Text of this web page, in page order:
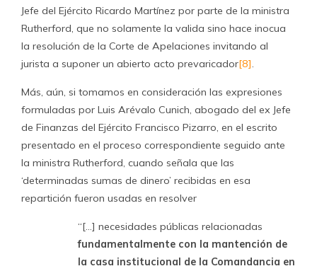
Jefe del Ejército Ricardo Martínez por parte de la ministra
Rutherford, que no solamente la valida sino hace inocua
la resolución de la Corte de Apelaciones invitando al
jurista a suponer un abierto acto prevaricador[8].
Más, aún, si tomamos en consideración las expresiones
formuladas por Luis Arévalo Cunich, abogado del ex Jefe
de Finanzas del Ejército Francisco Pizarro, en el escrito
presentado en el proceso correspondiente seguido ante
la ministra Rutherford, cuando señala que las
‘determinadas sumas de dinero’ recibidas en esa
repartición fueron usadas en resolver
“[…] necesidades públicas relacionadas
fundamentalmente con la mantención de
la casa institucional de la Comandancia en